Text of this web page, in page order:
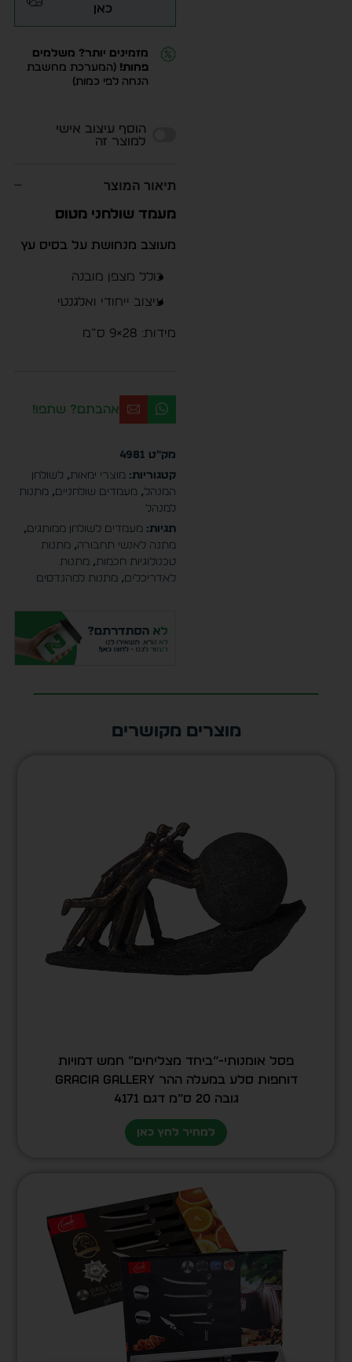
כאן
מזמינים יותר? משלמים
פחות! (המערכת מחשבת
הנחה לפי כמות)
הוסף עיצוב אישי
למוצר זה
תיאור המוצר
מעמד שולחני מטוס
מעוצב מנחושת על בסיס עץ
כולל מצפן מובנה
עיצוב ייחודי ואלגנטי
מידות: 28×9 ס”מ
אהבתם? שתפו!
מק"ט 4981
קטגוריות: מוצרי ימאות, לשולחן
המנהל, מעמדים שולחניים, מתנות
למנהל
תגיות: מעמדים לשולחן ממותגים,
מתנה לאנשי תחבורה, מתנות
טכנולוגיות חכמות, מתנות
לאדריכלים, מתנות למהנדסים
מוצרים מקושרים
פסל אומנותי-“ביחד מצליחים” חמש דמויות
דוחפות סלע במעלה ההר GRACIA GALLERY
גובה 20 ס”מ דגם 4171
למחיר לחץ כאן